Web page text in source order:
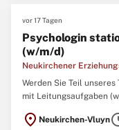
vor 17 Tagen
Psychologin
(w/m/d)
Neukirchener
Werden Sie Teil
mit Leitungsaufgaben
Jugendhilfeeinrichtung
location_on Neukirchen-Vluyn